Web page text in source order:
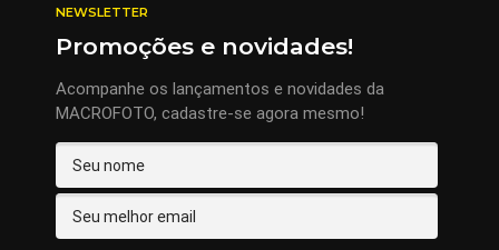
NEWSLETTER
Promoções e novidades!
Acompanhe os lançamentos e novidades da
MACROFOTO, cadastre-se agora mesmo!